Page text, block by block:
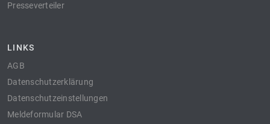
Presseverteiler
LINKS
AGB
Datenschutzerklärung
Datenschutzeinstellungen
Meldeformular DSA